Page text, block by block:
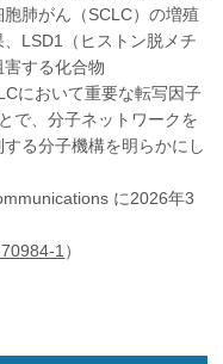
の方在学生・教員の方
肺がん（SCLC）の増殖
LSD1（ヒストン脱メチ
する化合物
において重要な転写因子
で、分子ネットワークを
る分子機構を明らかにし
に2026年3
1）